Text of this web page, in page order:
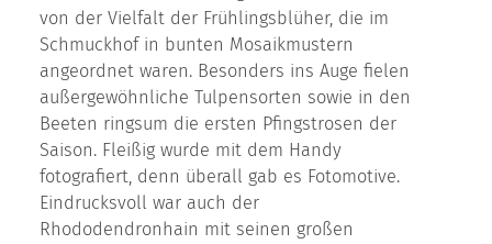
von der Vielfalt der Frühlingsblüher, die im
Schmuckhof in bunten Mosaikmustern
angeordnet waren. Besonders ins Auge fielen
außergewöhnliche Tulpensorten sowie in den
Beeten ringsum die ersten Pfingstrosen der
Saison. Fleißig wurde mit dem Handy
fotografiert, denn überall gab es Fotomotive.
Eindrucksvoll war auch der
Rhododendronhain mit seinen großen